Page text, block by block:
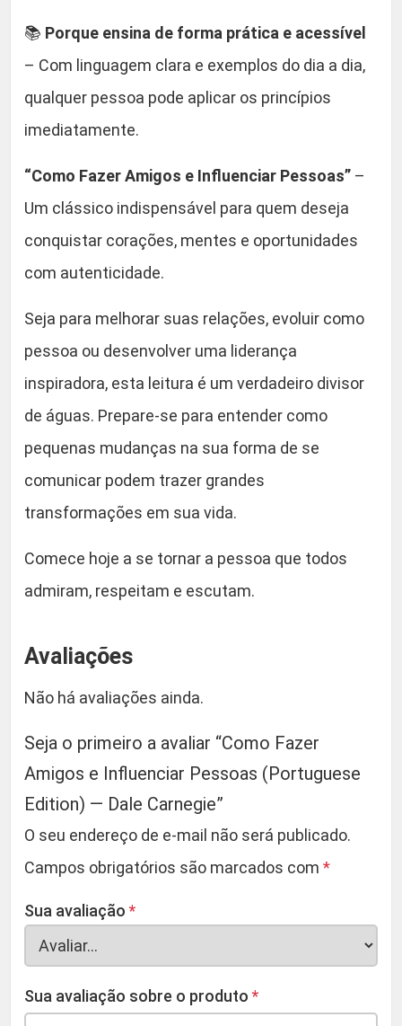
📚 Porque ensina de forma prática e acessível
– Com linguagem clara e exemplos do dia a dia,
qualquer pessoa pode aplicar os princípios
imediatamente.
“Como Fazer Amigos e Influenciar Pessoas” –
Um clássico indispensável para quem deseja
conquistar corações, mentes e oportunidades
com autenticidade.
Seja para melhorar suas relações, evoluir como
pessoa ou desenvolver uma liderança
inspiradora, esta leitura é um verdadeiro divisor
de águas. Prepare-se para entender como
pequenas mudanças na sua forma de se
comunicar podem trazer grandes
transformações em sua vida.
Comece hoje a se tornar a pessoa que todos
admiram, respeitam e escutam.
Avaliações
Não há avaliações ainda.
Seja o primeiro a avaliar “Como Fazer
Amigos e Influenciar Pessoas (Portuguese
Edition) — Dale Carnegie”
O seu endereço de e-mail não será publicado.
Campos obrigatórios são marcados com *
Sua avaliação *
Sua avaliação sobre o produto *